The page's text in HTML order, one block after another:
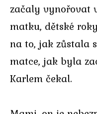
začaly vynořovat
matku, dětské
na to, jak zůstala
matce, jak byla
Karlem čekal.